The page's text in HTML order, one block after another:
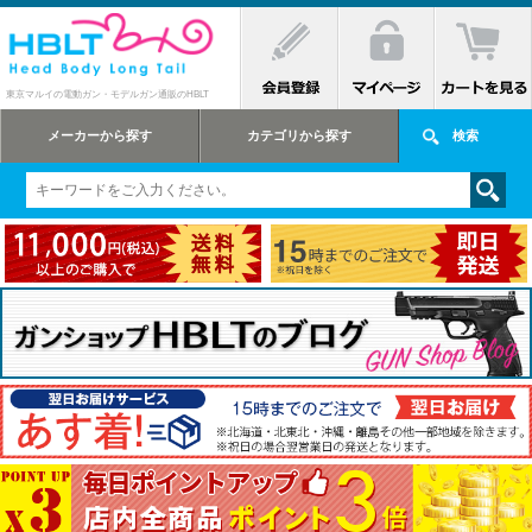
東京マルイの電動ガン・モデルガン通販のHBLT
メーカーから探す カテゴリから探す 検索